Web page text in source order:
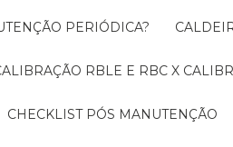
PERIÓDICA?
CALIBRAÇÃO RBLE E RBC X
CHECKLIST PÓS MANUTENÇÃO